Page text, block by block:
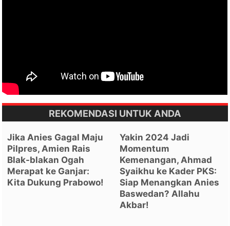
REKOMENDASI UNTUK ANDA
Jika Anies Gagal Maju
Pilpres, Amien Rais
Blak-blakan Ogah
Merapat ke Ganjar:
Kita Dukung Prabowo!
Yakin 2024 Jadi
Momentum
Kemenangan, Ahmad
Syaikhu ke Kader PKS:
Siap Menangkan Anies
Baswedan? Allahu
Akbar!